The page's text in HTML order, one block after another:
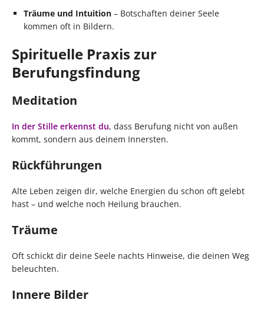
Träume und Intuition – Botschaften deiner Seele
kommen oft in Bildern.
Spirituelle Praxis zur
Berufungsfindung
Meditation
In der Stille erkennst du, dass Berufung nicht von außen
kommt, sondern aus deinem Innersten.
Rückführungen
Alte Leben zeigen dir, welche Energien du schon oft gelebt
hast – und welche noch Heilung brauchen.
Träume
Oft schickt dir deine Seele nachts Hinweise, die deinen Weg
beleuchten.
Innere Bilder